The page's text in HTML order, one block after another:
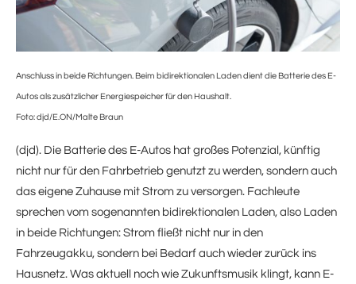
Anschluss in beide Richtungen. Beim bidirektionalen Laden dient die Batterie des E-
Autos als zusätzlicher Energiespeicher für den Haushalt.
Foto: djd/E.ON/Malte Braun
(djd). Die Batterie des E-Autos hat großes Potenzial, künftig
nicht nur für den Fahrbetrieb genutzt zu werden, sondern auch
das eigene Zuhause mit Strom zu versorgen. Fachleute
sprechen vom sogenannten bidirektionalen Laden, also Laden
in beide Richtungen: Strom fließt nicht nur in den
Fahrzeugakku, sondern bei Bedarf auch wieder zurück ins
Hausnetz. Was aktuell noch wie Zukunftsmusik klingt, kann E-